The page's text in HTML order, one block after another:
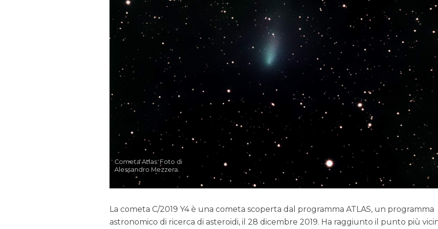
Cometa Atlas. Foto di
Alessandro Mezzera.
La cometa C/2019 Y4 è una cometa scoperta dal programma ATLAS, un programma
astronomico di ricerca di asteroidi, il 28 dicembre 2019. Ha raggiunto il punto più